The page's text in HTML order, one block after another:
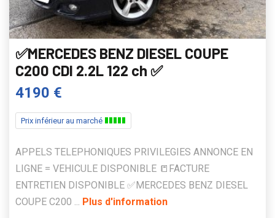
✅MERCEDES BENZ DIESEL COUPE
C200 CDI 2.2L 122 ch ✅
4190 €
Prix inférieur au marché
APPELS TELEPHONIQUES PRIVILEGIES ANNONCE EN
LIGNE = VEHICULE DISPONIBLE 📒FACTURE
ENTRETIEN DISPONIBLE ✅MERCEDES BENZ DIESEL
COUPE C200 ... Plus d'information